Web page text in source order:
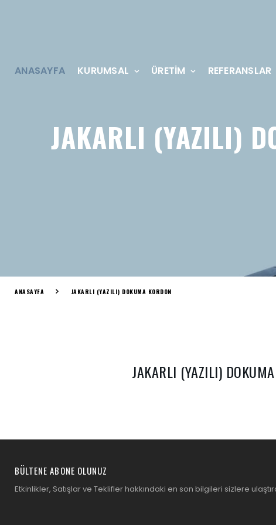
ANASAYFA KURUMSAL ÜRETİM REFERANSLAR
JAKARLI (YAZILI)
ANASAYFA JAKARLI (YAZILI) DOKUMA KORDON
JAKARLI (YAZILI)
BÜLTENE ABONE OLUNUZ
Etkinlikler, Satışlar ve Teklifler hakkındaki en son bilgileri sizlere